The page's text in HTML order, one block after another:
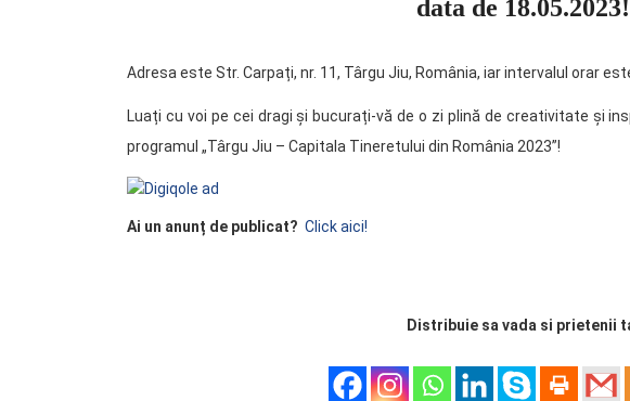
data de 18.05.2023!
Adresa este Str. Carpați, nr. 11, Târgu Jiu, România, iar intervalul orar
Luați cu voi pe cei dragi și bucurați-vă de o zi plină de creativitate și
programul „Târgu Jiu – Capitala Tineretului din România 2023”!
Ai un anunț de publicat? Click aici!
Distribuie sa vada si prietenii